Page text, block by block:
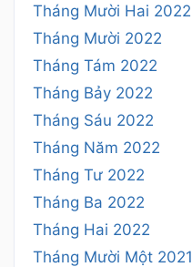
Tháng Mười Hai 2022
Tháng Mười 2022
Tháng Tám 2022
Tháng Bảy 2022
Tháng Sáu 2022
Tháng Năm 2022
Tháng Tư 2022
Tháng Ba 2022
Tháng Hai 2022
Tháng Mười Một 2021